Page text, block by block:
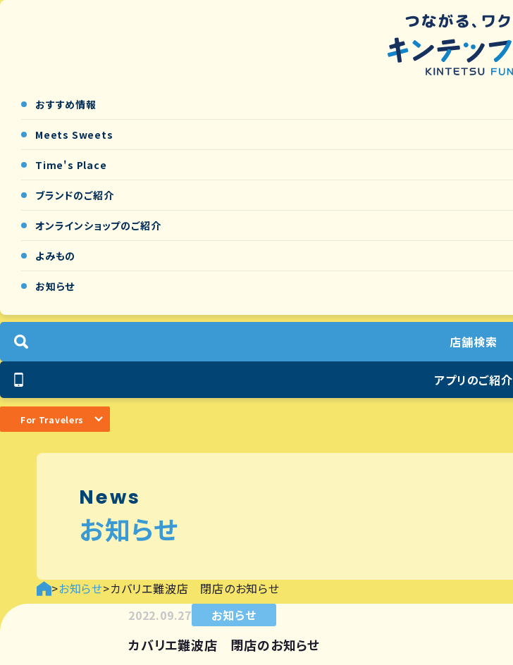
おすすめ情報
Meets Sweets
Time's Place
ブランドのご紹介
オンラインショップのご紹介
よみもの
お知らせ
店舗検索
アプリのご紹介
For Travelers
News
お知らせ
>お知らせ>カバリエ難波店 閉店のお知らせ
2022.09.27
お知らせ
カバリエ難波店 閉店のお知らせ